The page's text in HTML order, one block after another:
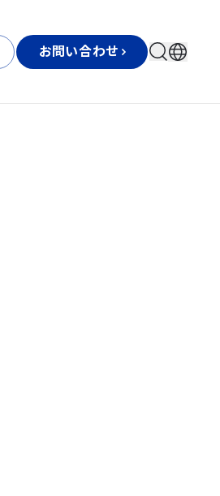
お問い合わせ